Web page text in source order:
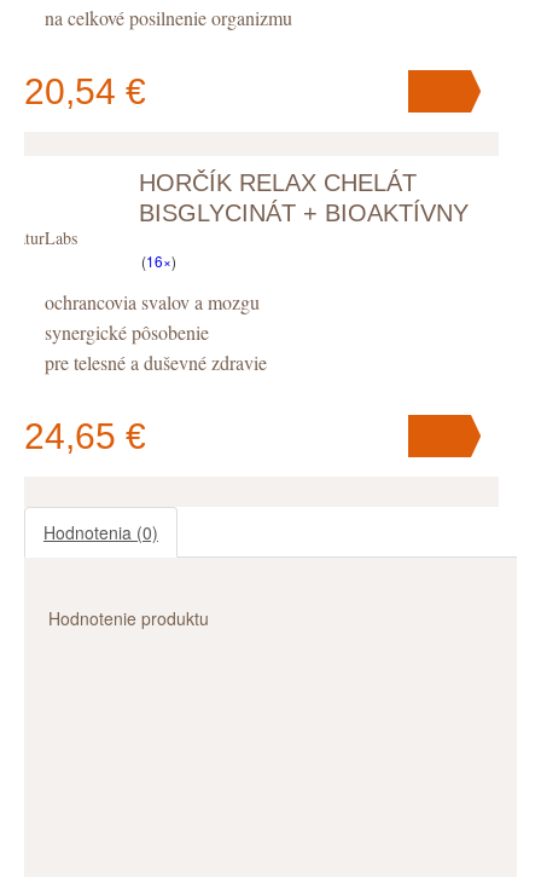
na celkové posilnenie organizmu
20,54 €
V košíku máteks.
HORČÍK RELAX CHELÁT
BISGLYCINÁT + BIOAKTÍVNY
NaturLabs
(16×)
ochrancovia svalov a mozgu
synergické pôsobenie
pre telesné a duševné zdravie
24,65 €
V košíku máte
Hodnotenia (0)
Hodnotenie produktu